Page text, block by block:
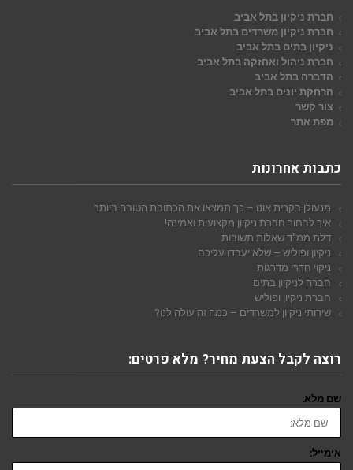
חברת ניקיון בתל אביב
חברת ניקיון משרדים בתל אביב
ניקיון בתים בתל אביב
חברת ניהול ואחזקה בתל אביב
הדברה בתל אביב
הרחקת יונים בתל אביב
צור קשר
מפת אתר
כתבות אחרונות
מנעולן בקרית אונו – כך תמצאו את הכתובת הטובה ביותר
איך לבחור חברת ניקיון מקצועית ואמינה!
דלת ממ"ד שאלות תשובות
ניקיון ופוליש – שלא יעבדו עליכם
ניקוי חדרי מדרגות
חברה לניקיון בתים
חברת ניקיון ופוליש
שירותי ניקיון למשרדים – כמה זה עולה לנו?
רוצה לקבל הצעת מחיר? מלא פרטים:
שם מלא:
אימייל: